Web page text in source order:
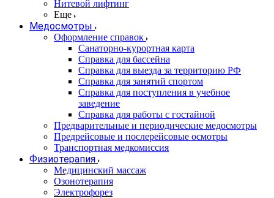
Нитевой лифтинг
Еще
Медосмотры
Оформление справок
Санаторно-курортная карта
Справка для бассейна
Справка для выезда за территорию РФ
Справка для занятий спортом
Справка для поступления в учебное
заведение
Справка для работы с гостайной
Предварительные и периодические медосмотры
Предрейсовые и послерейсовые осмотры
Транспортная медкомиссия
Физиотерапия
Медицинский массаж
Озонотерапия
Электрофорез